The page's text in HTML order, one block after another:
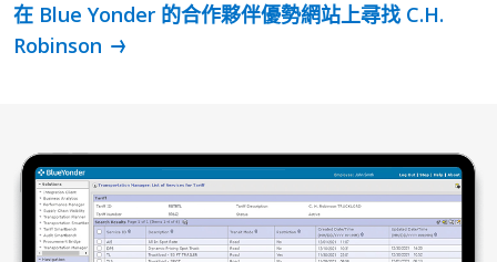
在 Blue Yonder 的合作夥伴優勢網站上尋找 C.H.
Robinson